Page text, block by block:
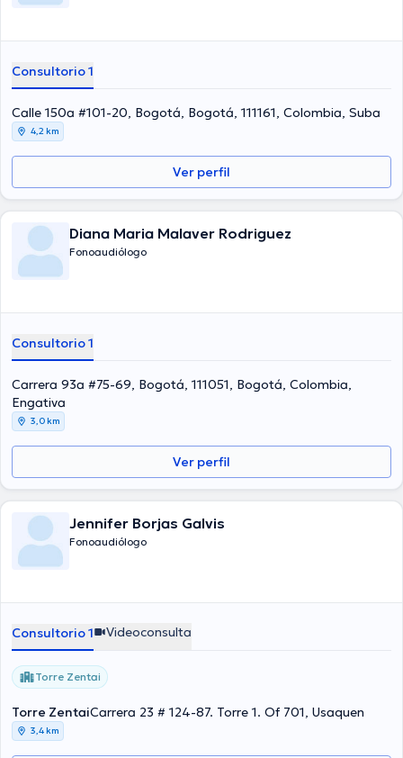
Consultorio 1
Calle 150a #101-20, Bogotá, Bogotá, 111161, Colombia, Suba
4,2 km
Ver perfil
Diana Maria Malaver Rodriguez
Fonoaudiólogo
Consultorio 1
Carrera 93a #75-69, Bogotá, 111051, Bogotá, Colombia,
Engativa
3,0 km
Ver perfil
Jennifer Borjas Galvis
Fonoaudiólogo
Consultorio 1 Videoconsulta
Torre Zentai
Torre ZentaiCarrera 23 # 124-87. Torre 1. Of 701, Usaquen
3,4 km